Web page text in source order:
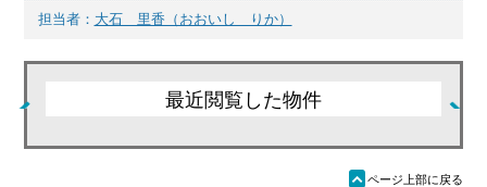
担当者： 大石 里香（おおいし りか）
最近閲覧した物件
ü ページ上部に戻る